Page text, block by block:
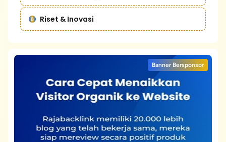
Riset & Inovasi
Banner Bersponsor